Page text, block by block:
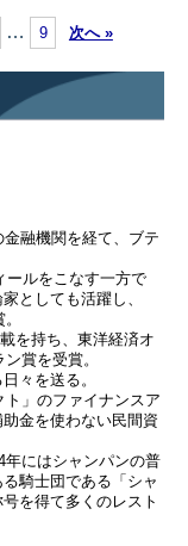
… 9 次へ »
融機関を経て、ブテ
ールをこなす一方で
としても活躍し、
を持ち、東洋経済オ
賞を受賞。
々を送る。
」のファイナンスア
金を使わない民間資
年にはシャンパンの普
騎士団である「シャ
を得て多くのレスト